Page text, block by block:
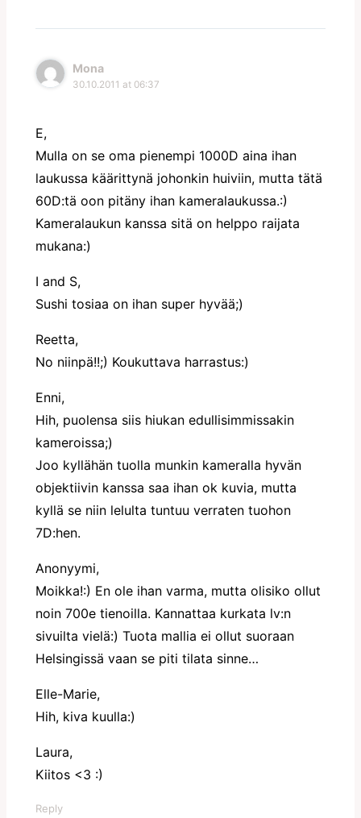
Mona
30.10.2011 at 06:37
E,
Mulla on se oma pienempi 1000D aina ihan
laukussa käärittynä johonkin huiviin, mutta tätä
60D:tä oon pitäny ihan kameralaukussa.:)
Kameralaukun kanssa sitä on helppo raijata
mukana:)
I and S,
Sushi tosiaa on ihan super hyvää;)
Reetta,
No niinpä!!;) Koukuttava harrastus:)
Enni,
Hih, puolensa siis hiukan edullisimmissakin
kameroissa;)
Joo kyllähän tuolla munkin kameralla hyvän
objektiivin kanssa saa ihan ok kuvia, mutta
kyllä se niin lelulta tuntuu verraten tuohon
7D:hen.
Anonyymi,
Moikka!:) En ole ihan varma, mutta olisiko ollut
noin 700e tienoilla. Kannattaa kurkata lv:n
sivuilta vielä:) Tuota mallia ei ollut suoraan
Helsingissä vaan se piti tilata sinne…
Elle-Marie,
Hih, kiva kuulla:)
Laura,
Kiitos <3 :)
Reply